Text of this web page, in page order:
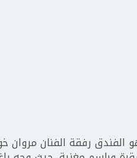
رفقة الفنان مروان